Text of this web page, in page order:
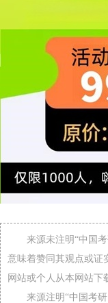
来源未注明“中国
意味着赞同其观点或证
网站或个人从本网站
来源注明“中国考